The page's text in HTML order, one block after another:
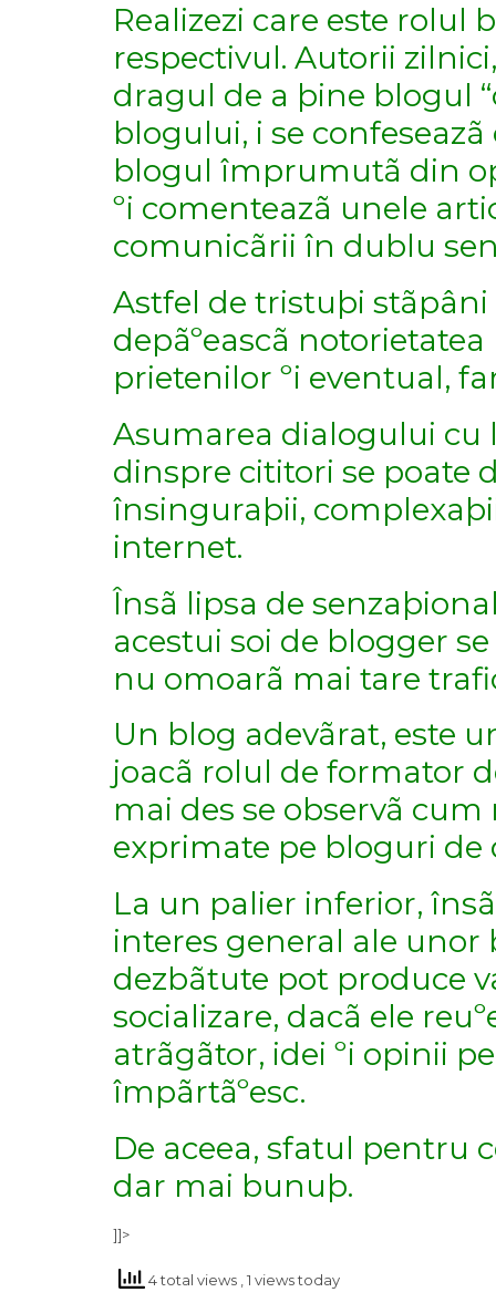
Realizezi care este rolul
respectivul. Autorii
dragul de a þine blogul
blogului, i se
blogul împrumutã din
ºi comenteazã unele
comunicãrii în dublu
Astfel de tristuþi stãpâni
depãºeascã
prietenilor ºi eventual,
Asumarea dialogului cu
dinspre cititori se poate
însinguraþii,
internet.
Însã lipsa de
acestui soi de blogger
nu omoarã mai tare
Un blog adevãrat, este
joacã rolul de formator
mai des se observã
exprimate pe bloguri de
La un palier inferior,
interes general ale
dezbãtute pot produce
socializare, dacã ele
atrãgãtor, idei ºi opinii
împãrtãºesc.
De aceea, sfatul pentru
dar mai bunuþ.
]]>
4 total views , 1 views today